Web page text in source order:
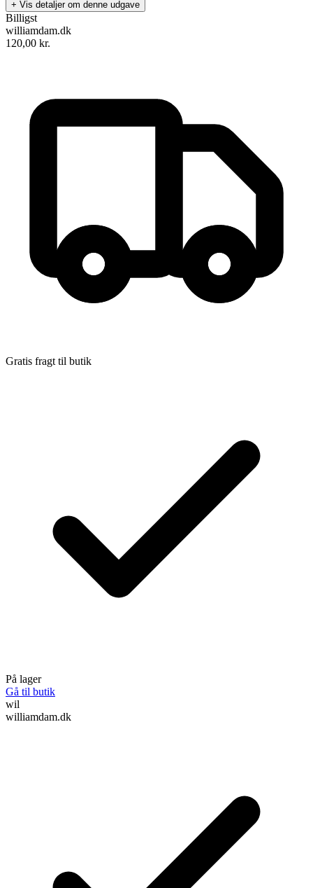
+ Vis detaljer om denne udgave
Forfattere
Henrik Tüchsen
Anne-Mette Johansen
16. marts 2026
Billigst
williamdam.dk
120,00 kr.
Gratis fragt til butik
På lager
Gå til butik
wil
williamdam.dk